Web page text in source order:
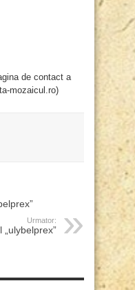
de contact a
mozaicul.ro)
Urmator:
„ulybelprex”